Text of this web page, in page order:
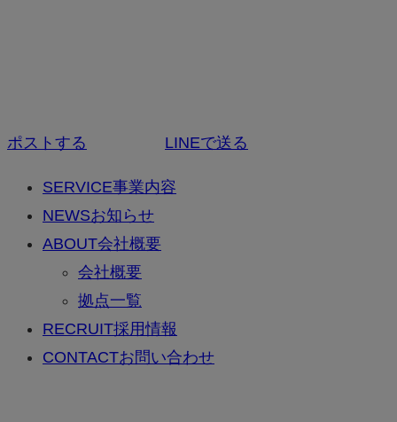
ポストする LINEで送る
SERVICE事業内容
NEWSお知らせ
ABOUT会社概要
会社概要
拠点一覧
RECRUIT採用情報
CONTACTお問い合わせ